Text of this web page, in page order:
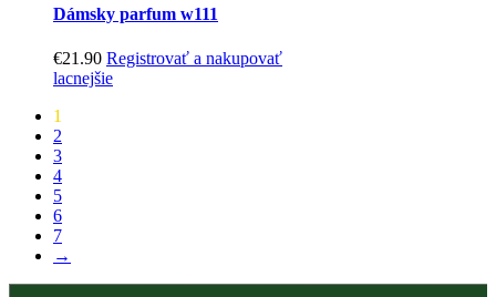
Dámsky parfum w111
€21.90 Registrovať a nakupovať
lacnejšie
1
2
3
4
5
6
7
→